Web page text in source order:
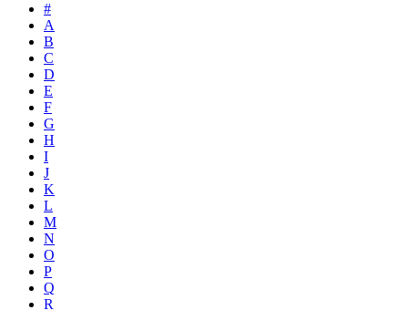
#
A
B
C
D
E
F
G
H
I
J
K
L
M
N
O
P
Q
R